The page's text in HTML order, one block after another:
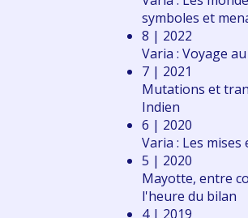
symboles et
8 | 2022
Varia : Voyage
7 | 2021
Mutations et
Indien
6 | 2020
Varia : Les mises
5 | 2020
Mayotte, entre
l'heure du bilan
4 | 2019